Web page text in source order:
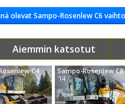
olevat Sampo-Rosenlew C6
Aiemmin katsotut
C4
Sampo-Rosenlew C8
'14